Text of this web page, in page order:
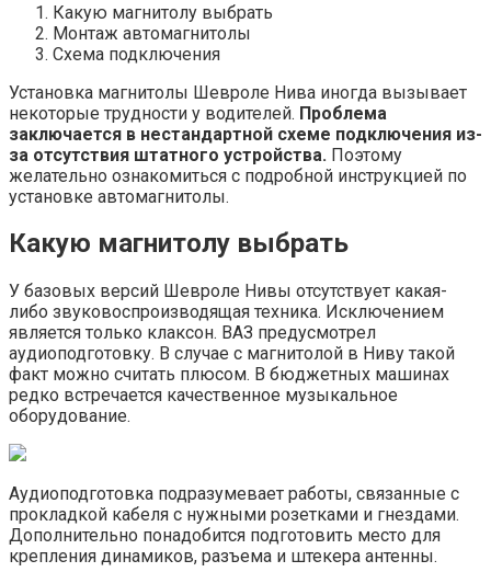
Какую магнитолу выбрать
Монтаж автомагнитолы
Схема подключения
Установка магнитолы Шевроле Нива иногда вызывает
некоторые трудности у водителей. Проблема
заключается в нестандартной схеме подключения из-
за отсутствия штатного устройства. Поэтому
желательно ознакомиться с подробной инструкцией по
установке автомагнитолы.
Какую магнитолу выбрать
У базовых версий Шевроле Нивы отсутствует какая-
либо звуковоспроизводящая техника. Исключением
является только клаксон. ВАЗ предусмотрел
аудиоподготовку. В случае с магнитолой в Ниву такой
факт можно считать плюсом. В бюджетных машинах
редко встречается качественное музыкальное
оборудование.
Аудиоподготовка подразумевает работы, связанные с
прокладкой кабеля с нужными розетками и гнездами.
Дополнительно понадобится подготовить место для
крепления динамиков, разъема и штекера антенны.